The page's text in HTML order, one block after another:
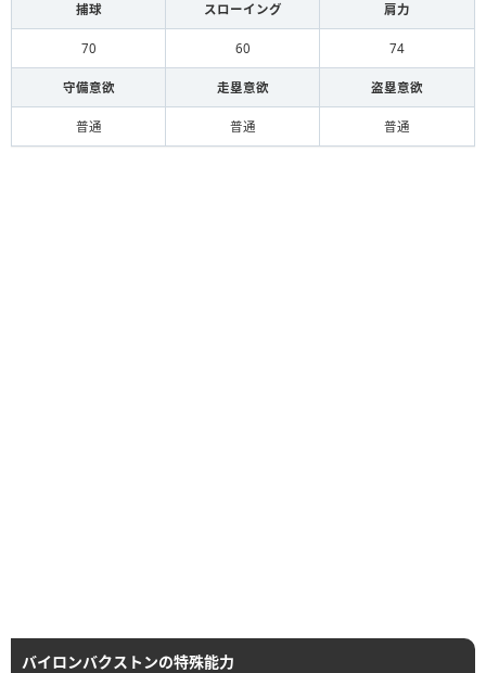
捕球 スローイング 肩力
70 60 74
守備意欲 走塁意欲 盗塁意欲
普通 普通 普通
バイロンバクストンの特殊能力